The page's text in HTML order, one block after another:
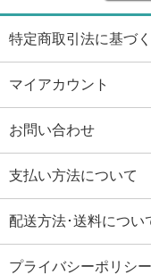
特定商取引法に基づ
マイアカウント
お問い合わせ
支払い方法について
配送方法･送料につい
プライバシーポリシー